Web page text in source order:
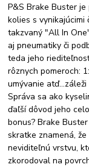
P&S Brake Buster
kolies s vynikajúcimi
takzvaný "All In
aj pneumatiky či
teda jeho
rôznych pomeroch:
umývanie
Správa sa ako
ďaľší dôvod jeho
bonus? Brake
skratke znamená,
neviditeľnú vrstvu,
zkorodoval na